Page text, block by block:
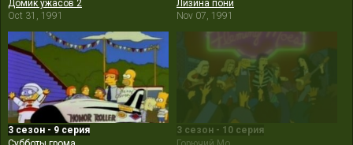
Домик ужасов 2
Oct 31, 1991
Лизина пони
Nov 07, 1991
3 сезон - 9 серия
3 сезон - 10 серия